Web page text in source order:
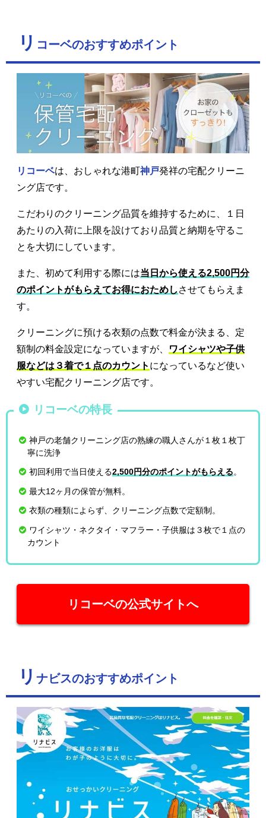
リ コーベのおすすめポイント
リコーベは、おしゃれな港町神戸発祥の宅配クリーニ
ング店です。
こだわりのクリーニング品質を維持するために、１日
あたりの入荷に上限を設けており品質と納期を守るこ
とを大切にしています。
また、初めて利用する際には当日から使える2,500円分
のポイントがもらえてお得におためし させてもらえま
す。
クリーニングに預ける衣類の点数で料金が決まる、定
額制の料金設定になっていますが、
ワイシャツや子供
服などは３着で１点のカウント になっているなど使い
やすい宅配クリーニング店です。
リコーベの特長
神戸の老舗クリーニング店の熟練の職人さんが１枚１枚丁
寧に洗浄
初回利用で当日使える2,500円分のポイントがもらえる。
最大12ヶ月の保管が無料。
衣類の種類によらず、クリーニング点数で定額制。
ワイシャツ・ネクタイ・マフラー・子供服は３枚で１点の
カウント
リコーベの公式サイトへ
リ ナビスのおすすめポイント